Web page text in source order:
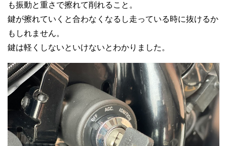
も振動と重さで擦れて削れること。
鍵が擦れていくと合わなくなるし走っている時に抜けるか
もしれません。
鍵は軽くしないといけないとわかりました。